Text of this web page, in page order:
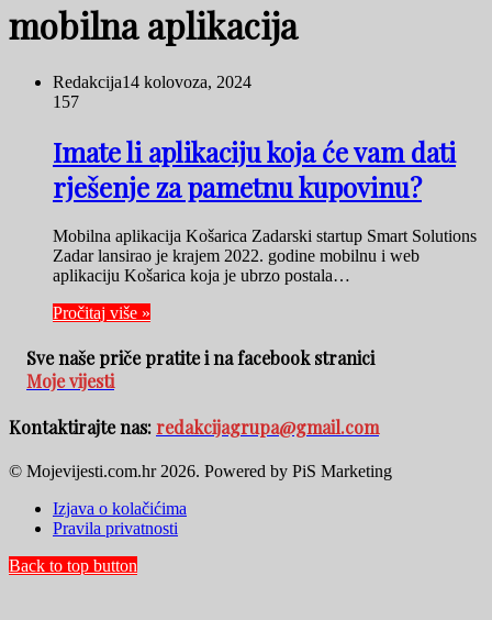
mobilna aplikacija
Redakcija14 kolovoza, 2024
157
Imate li aplikaciju koja će vam dati
rješenje za pametnu kupovinu?
Mobilna aplikacija Košarica Zadarski startup Smart Solutions
Zadar lansirao je krajem 2022. godine mobilnu i web
aplikaciju Košarica koja je ubrzo postala…
Pročitaj više »
Sve naše priče pratite i na facebook stranici
Moje vijesti
Kontaktirajte nas:redakcijagrupa@gmail.com
© Mojevijesti.com.hr 2026. Powered by PiS Marketing
Izjava o kolačićima
Pravila privatnosti
Back to top button